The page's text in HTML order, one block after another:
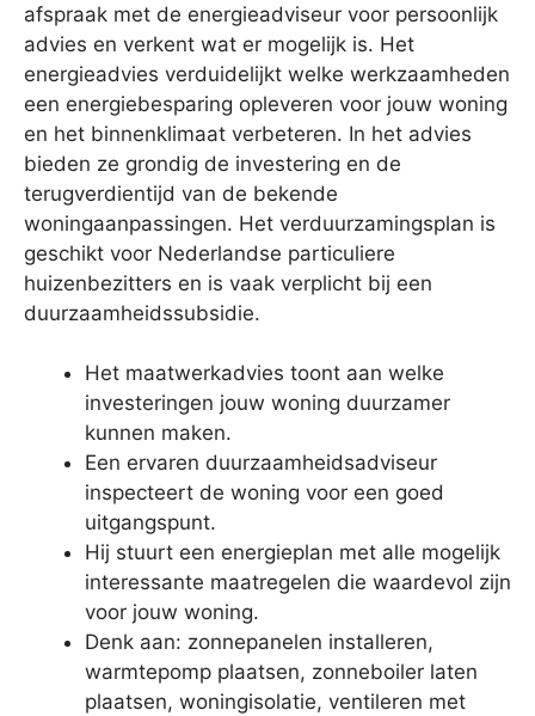
afspraak met de energieadviseur voor persoonlijk
advies en verkent wat er mogelijk is. Het
energieadvies verduidelijkt welke werkzaamheden
een energiebesparing opleveren voor jouw woning
en het binnenklimaat verbeteren. In het advies
bieden ze grondig de investering en de
terugverdientijd van de bekende
woningaanpassingen. Het verduurzamingsplan is
geschikt voor Nederlandse particuliere
huizenbezitters en is vaak verplicht bij een
duurzaamheidssubsidie.
Het maatwerkadvies toont aan welke
investeringen jouw woning duurzamer
kunnen maken.
Een ervaren duurzaamheidsadviseur
inspecteert de woning voor een goed
uitgangspunt.
Hij stuurt een energieplan met alle mogelijk
interessante maatregelen die waardevol zijn
voor jouw woning.
Denk aan: zonnepanelen installeren,
warmtepomp plaatsen, zonneboiler laten
plaatsen, woningisolatie, ventileren met